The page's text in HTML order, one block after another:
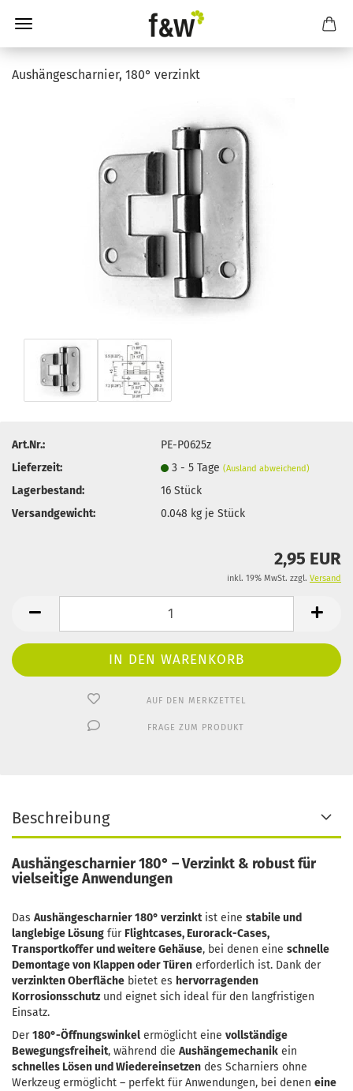
Aushängescharnier, 180° verzinkt
Art.Nr.:
PE-P0625z
Lieferzeit:
3 - 5 Tage(Ausland abweichend)
Lagerbestand: 16Stück
Versandgewicht:
0.048 kg je Stück
2,95 EUR
inkl. 19% MwSt. zzgl. Versand
AUF DEN MERKZETTEL
FRAGE ZUM PRODUKT
Beschreibung
Aushängescharnier 180° – Verzinkt & robust für
vielseitige Anwendungen
Das Aushängescharnier 180° verzinktist eine stabile und
langlebige Lösung für Flightcases, Eurorack-Cases,
Transportkoffer und weitere Gehäuse, bei denen eine schnelle
Demontage von Klappen oder Türen erforderlich ist. Dank der
verzinkten Oberfläche bietet es hervorragenden
Korrosionsschutz und eignet sich ideal für den langfristigen
Einsatz.
Der180°-Öffnungswinkel ermöglicht eine vollständige
Bewegungsfreiheit, während die Aushängemechanik ein
schnelles Lösen und Wiedereinsetzen des Scharniers ohne
Werkzeug ermöglicht – perfekt für Anwendungen, bei denen eine